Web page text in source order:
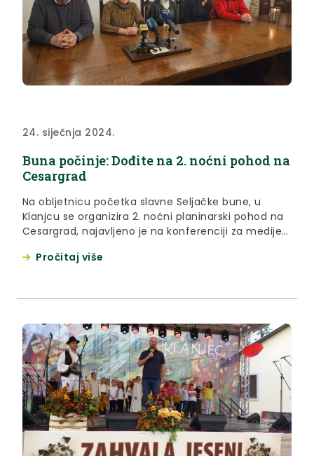
24. siječnja 2024.
Buna počinje: Dođite na 2. noćni pohod na
Cesargrad
Na obljetnicu početka slavne Seljačke bune, u
Klanjcu se organizira 2. noćni planinarski pohod na
Cesargrad, najavljeno je na konferenciji za medije
pelnici. Događanje će se održati u subotu 27.
Pročitaj više